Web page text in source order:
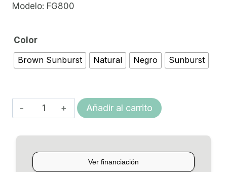
Modelo: FG800
Color
Brown Sunburst
Natural Negro Sunburst
GUITARRA
ACUSTICA
cantidad
Añadir al carrito